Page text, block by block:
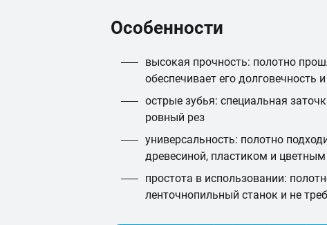
Особенности
высокая прочность: полотно
обеспечивает его долговечность
острые зубья: специальная
ровный рез
универсальность: полотно
древесиной, пластиком и
простота в использовании:
ленточнопильный станок и не